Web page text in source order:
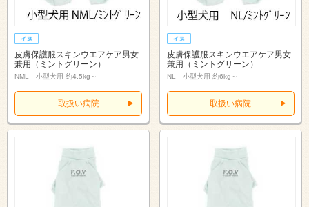
皮膚保護服スキンウエアケア男女
兼用（ミントグリーン）
NML 小型犬用 約4.5kg～
取扱い病院
皮膚保護服スキンウエアケア男女
兼用（ミントグリーン）
NL 小型犬用 約6kg～
取扱い病院